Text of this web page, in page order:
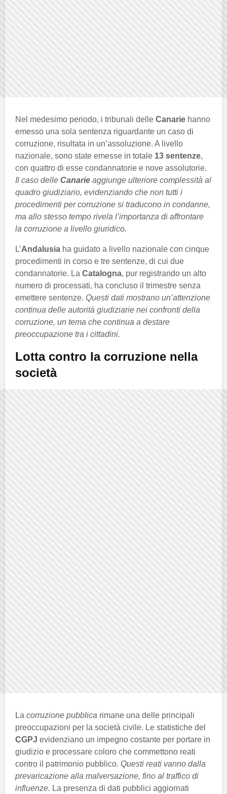
Nel medesimo periodo, i tribunali delle Canarie hanno
emesso una sola sentenza riguardante un caso di
corruzione, risultata in un’assoluzione. A livello
nazionale, sono state emesse in totale 13 sentenze,
con quattro di esse condannatorie e nove assolutorie.
Il caso delle Canarie aggiunge ulteriore complessità al
quadro giudiziario, evidenziando che non tutti i
procedimenti per corruzione si traducono in condanne,
ma allo stesso tempo rivela l’importanza di affrontare
la corruzione a livello giuridico.
L’Andalusia ha guidato a livello nazionale con cinque
procedimenti in corso e tre sentenze, di cui due
condannatorie. La Catalogna, pur registrando un alto
numero di processati, ha concluso il trimestre senza
emettere sentenze. Questi dati mostrano un’attenzione
continua delle autorità giudiziarie nei confronti della
corruzione, un tema che continua a destare
preoccupazione tra i cittadini.
Lotta contro la corruzione nella
società
La corruzione pubblica rimane una delle principali
preoccupazioni per la società civile. Le statistiche del
CGPJ evidenziano un impegno costante per portare in
giudizio e processare coloro che commettono reati
contro il patrimonio pubblico. Questi reati vanno dalla
prevaricazione alla malversazione, fino al traffico di
influenze. La presenza di dati pubblici aggiornati